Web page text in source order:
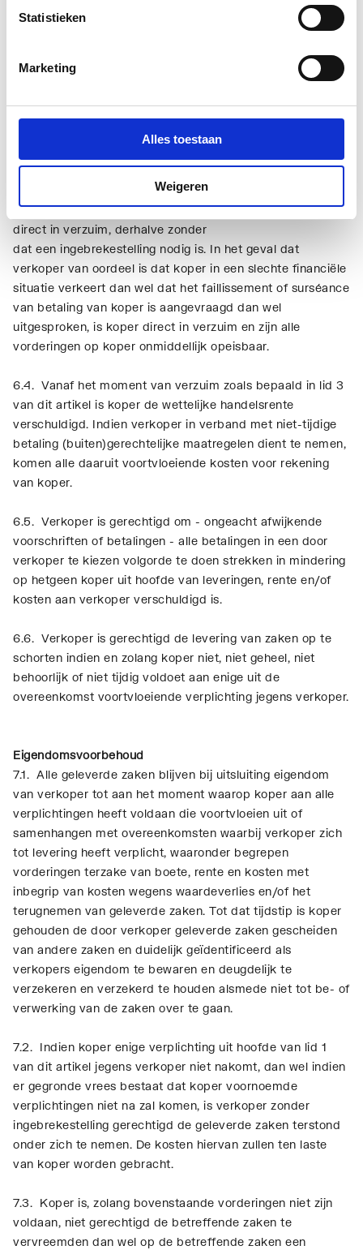
Statistieken
Marketing
Alles toestaan
Weigeren
na levering, netto contant en zonder dat koper recht heeft
op enige niet uitdrukkelijk overeengekomen korting of
verrekening. Afwijkende betalingsregelingen dienen
schriftelijk te zijn overeengekomen. Het recht van koper
koper om de nakoming van zijn verplichtingen op te
6.3. De in lid 2 van dit artikel bepaalde betalingstermijn is
een fatale termijn. Bij overschrijding daarvan is koper
direct in verzuim, derhalve zonder
dat een ingebrekestelling nodig is. In het geval dat
verkoper van oordeel is dat koper in een slechte financiële
situatie verkeert dan wel dat het faillissement of surséance
van betaling van koper is aangevraagd dan wel
uitgesproken, is koper direct in verzuim en zijn alle
vorderingen op koper onmiddellijk opeisbaar.
6.4. Vanaf het moment van verzuim zoals bepaald in lid 3
van dit artikel is koper de wettelijke handelsrente
verschuldigd. Indien verkoper in verband met niet-tijdige
betaling (buiten)gerechtelijke maatregelen dient te nemen,
komen alle daaruit voortvloeiende kosten voor rekening
van koper.
6.5. Verkoper is gerechtigd om - ongeacht afwijkende
voorschriften of betalingen - alle betalingen in een door
verkoper te kiezen volgorde te doen strekken in mindering
op hetgeen koper uit hoofde van leveringen, rente en/of
kosten aan verkoper verschuldigd is.
6.6. Verkoper is gerechtigd de levering van zaken op te
schorten indien en zolang koper niet, niet geheel, niet
behoorlijk of niet tijdig voldoet aan enige uit de
overeenkomst voortvloeiende verplichting jegens verkoper.
Eigendomsvoorbehoud
7.1. Alle geleverde zaken blijven bij uitsluiting eigendom
van verkoper tot aan het moment waarop koper aan alle
verplichtingen heeft voldaan die voortvloeien uit of
samenhangen met overeenkomsten waarbij verkoper zich
tot levering heeft verplicht, waaronder begrepen
vorderingen terzake van boete, rente en kosten met
inbegrip van kosten wegens waardeverlies en/of het
terugnemen van geleverde zaken. Tot dat tijdstip is koper
gehouden de door verkoper geleverde zaken gescheiden
van andere zaken en duidelijk geïdentificeerd als
verkopers eigendom te bewaren en deugdelijk te
verzekeren en verzekerd te houden alsmede niet tot be- of
verwerking van de zaken over te gaan.
7.2. Indien koper enige verplichting uit hoofde van lid 1
van dit artikel jegens verkoper niet nakomt, dan wel indien
er gegronde vrees bestaat dat koper voornoemde
verplichtingen niet na zal komen, is verkoper zonder
ingebrekestelling gerechtigd de geleverde zaken terstond
onder zich te nemen. De kosten hiervan zullen ten laste
van koper worden gebracht.
7.3. Koper is, zolang bovenstaande vorderingen niet zijn
voldaan, niet gerechtigd de betreffende zaken te
vervreemden dan wel op de betreffende zaken een